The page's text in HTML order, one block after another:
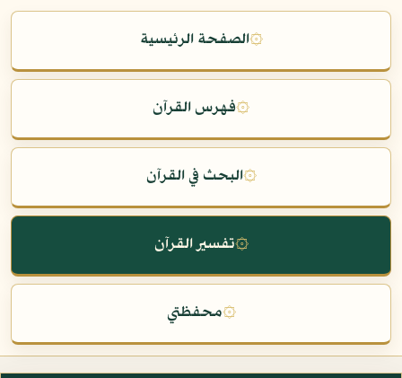
۞الصفحة الرئيسية
۞فهرس القرآن
۞البحث في القرآن
۞تفسير القرآن
۞محفظتي